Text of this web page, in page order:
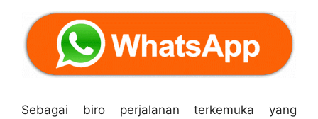
Sebagai biro perjalanan terkemuka yang